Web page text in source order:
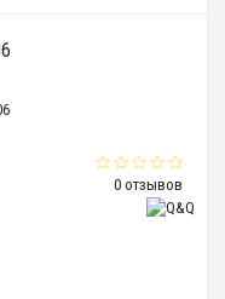
0 отзывов